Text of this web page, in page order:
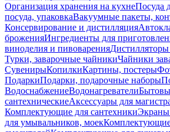
Организация хранения на кухнеПосуда
посуда, упаковкаВакуумные пакеты,
Консервирование и дистилляция
броженияИнгредиенты для
виноделия и пивоварения
Турки, заварочные чайникиЧайники
СувенирыКопилкиКартины, постеры
ПодаркиПодарки, подарочные наборы
ВодоснабжениеВодонагреватели
сантехническиеАксессуары для
Комплектующие для сантехникиЭкраны
для умывальников, моекКомплектующие